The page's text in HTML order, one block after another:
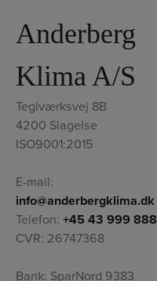
Anderberg
Klima A/S
Teglværksvej 8B
4200 Slagelse
ISO9001:2015
E-mail:
info@anderbergklima.dk
Telefon: +45 43 999 888
CVR: 26747368
Bank: SparNord 9383